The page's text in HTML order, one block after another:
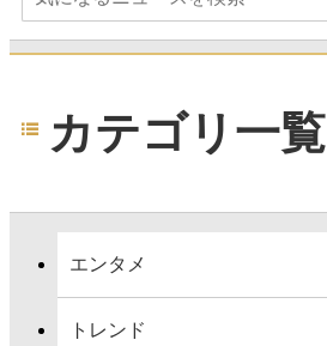
カテゴリ一覧
エンタメ
トレンド